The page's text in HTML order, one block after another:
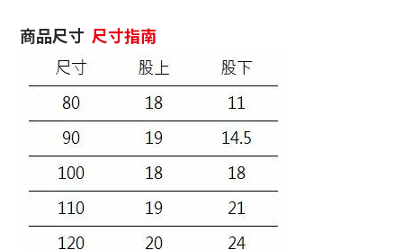
商品尺寸 尺寸指南